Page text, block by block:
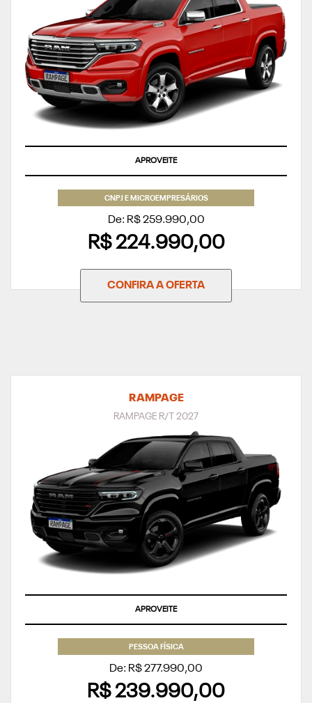
SUPERVALORIZAÇÃO DO SEU SEMINOVO OU TAXA ZERO
CNPJ E MICROEMPRESÁRIOS
De: R$ 259.990,00
R$ 224.990,00
CONFIRA A OFERTA
RAMPAGE
RAMPAGE R/T 2027
APROVEITE
PESSOA FÍSICA
De: R$ 277.990,00
R$ 239.990,00